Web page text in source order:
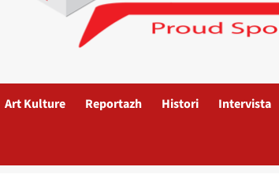
Art Kulture Reportazh Histori Intervista